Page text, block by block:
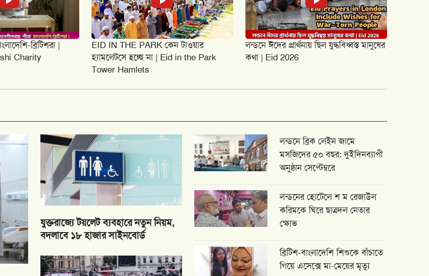
ব্রিটিশরা |
Charity
EID IN THE PARK কেন টাওয়ার
হ্যামলেটসে হচ্ছে না | Eid in the Park
Tower Hamlets
লন্ডনে ঈদের প্রার্থনায় ছিল যুদ্ধবিধ্বস্ত মানুষের
কথা | Eid 2026
যুক্তরাজ্যে টয়লেট ব্যবহারে নতুন নিয়ম,
বদলাবে ১৮ হাজার সাইনবোর্ড
লন্ডনে ব্রিক লেইন জামে
মসজিদের ৫০ বছর: দুইদিনব্যাপী
অনুষ্ঠান সেপ্টেম্বরে
লন্ডনের হোটেলে শ ম রেজাউল
করিমকে ঘিরে ছাত্রদল নেতার
ক্ষোভ
ব্রিটিশ-বাংলাদেশি শিশুকে বাঁচাতে
গিয়ে এসেক্সে মা-মেয়ের মৃত্যু